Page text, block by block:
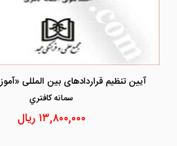
سمانه كافتري
۱۳,۸۰۰,۰۰۰ ریال